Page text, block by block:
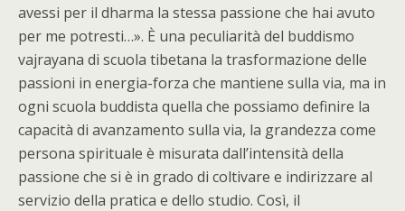
avessi per il dharma la stessa passione che hai avuto
per me potresti…». È una peculiarità del buddismo
vajrayana di scuola tibetana la trasformazione delle
passioni in energia-forza che mantiene sulla via, ma in
ogni scuola buddista quella che possiamo definire la
capacità di avanzamento sulla via, la grandezza come
persona spirituale è misurata dall’intensità della
passione che si è in grado di coltivare e indirizzare al
servizio della pratica e dello studio. Così, il